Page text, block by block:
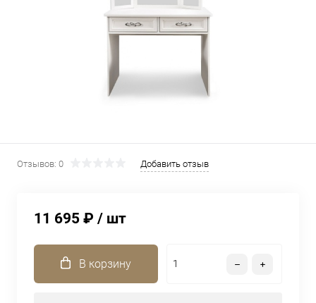
Отзывов: 0 Добавить отзыв
11 695 ₽ / шт
В корзину